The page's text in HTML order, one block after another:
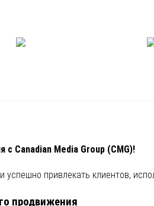
с Canadian Media Group (CMG)!
привлекать клиентов,
продвижения